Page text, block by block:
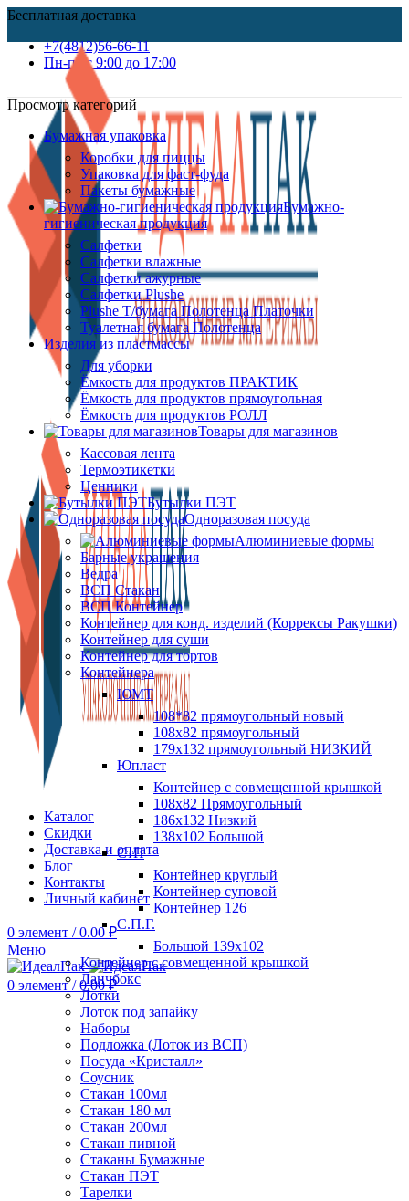
Бесплатная доставка
+7(4812)56-66-11
Пн-пт c 9:00 до 17:00
Каталог
Скидки
Доставка и оплата
Блог
Контакты
Личный кабинет
0 элемент / 0.00₽
Меню
0 элемент / 0.00₽
Просмотр категорий
Бумажная упаковка
Коробки для пиццы
Упаковка для фаст-фуда
Пакеты бумажные
Бумажно-
гигиеническая продукция
Салфетки
Салфетки влажные
Салфетки ажурные
Салфетки Plushe
Plushe Т/бумага Полотенца Платочки
Туалетная бумага Полотенца
Изделия из пластмассы
Для уборки
Ёмкость для продуктов ПРАКТИК
Ёмкость для продуктов прямоугольная
Ёмкость для продуктов РОЛЛ
Товары для магазинов
Кассовая лента
Термоэтикетки
Ценники
Бутылки ПЭТ
Одноразовая посуда
Алюминиевые формы
Барные украшения
Ведра
ВСП Стакан
ВСП Контейнер
Контейнер для конд. изделий (Коррексы Ракушки)
Контейнер для суши
Контейнер для тортов
Контейнера
ЮМТ
108*82 прямоугольный новый
108х82 прямоугольный
179х132 прямоугольный НИЗКИЙ
Юпласт
Контейнер с совмещенной крышкой
108х82 Прямоугольный
186х132 Низкий
138х102 Большой
СтП
Контейнер круглый
Контейнер суповой
Контейнер 126
С.П.Г.
Большой 139х102
Контейнер с совмещенной крышкой
Ланчбокс
Лотки
Лоток под запайку
Наборы
Подложка (Лоток из ВСП)
Посуда «Кристалл»
Соусник
Стакан 100мл
Стакан 180 мл
Стакан 200мл
Стакан пивной
Стаканы Бумажные
Стакан ПЭТ
Тарелки